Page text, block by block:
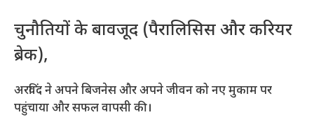
चुनौतियों के बावजूद (पैरालिसिस और करियर
ब्रेक),
अरविंद ने अपने बिजनेस और अपने जीवन को नए मुकाम पर
पहुंचाया और सफल वापसी की।